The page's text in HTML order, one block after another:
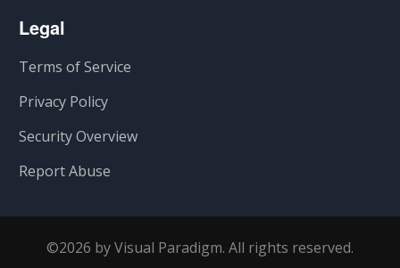
Legal
Terms of Service
Privacy Policy
Security Overview
Report Abuse
©2026 by Visual Paradigm. All rights reserved.